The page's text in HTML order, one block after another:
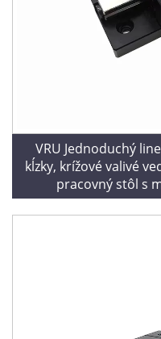
VRU Jednoduchý
kĺzky, krížové valivé
pracovný stôl s